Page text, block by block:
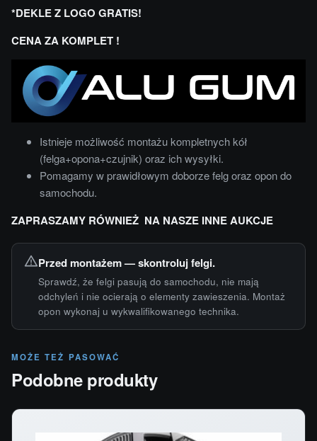
*DEKLE Z LOGO GRATIS!
CENA ZA KOMPLET !
Istnieje możliwość montażu kompletnych kół
(felga+opona+czujnik) oraz ich wysyłki.
Pomagamy w prawidłowym doborze felg oraz opon do
samochodu.
ZAPRASZAMY RÓWNIEŻ NA NASZE INNE AUKCJE
Przed montażem — skontroluj felgi.
Sprawdź, że felgi pasują do samochodu, nie mają
odchyleń i nie ocierają o elementy zawieszenia. Montaż
opon wykonaj u wykwalifikowanego technika.
MOŻE TEŻ PASOWAĆ
Podobne produkty